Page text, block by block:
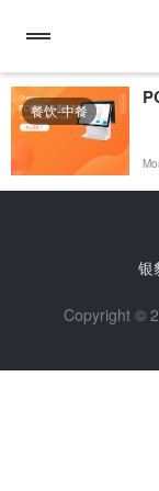
餐饮-中餐
银
Copyright ©